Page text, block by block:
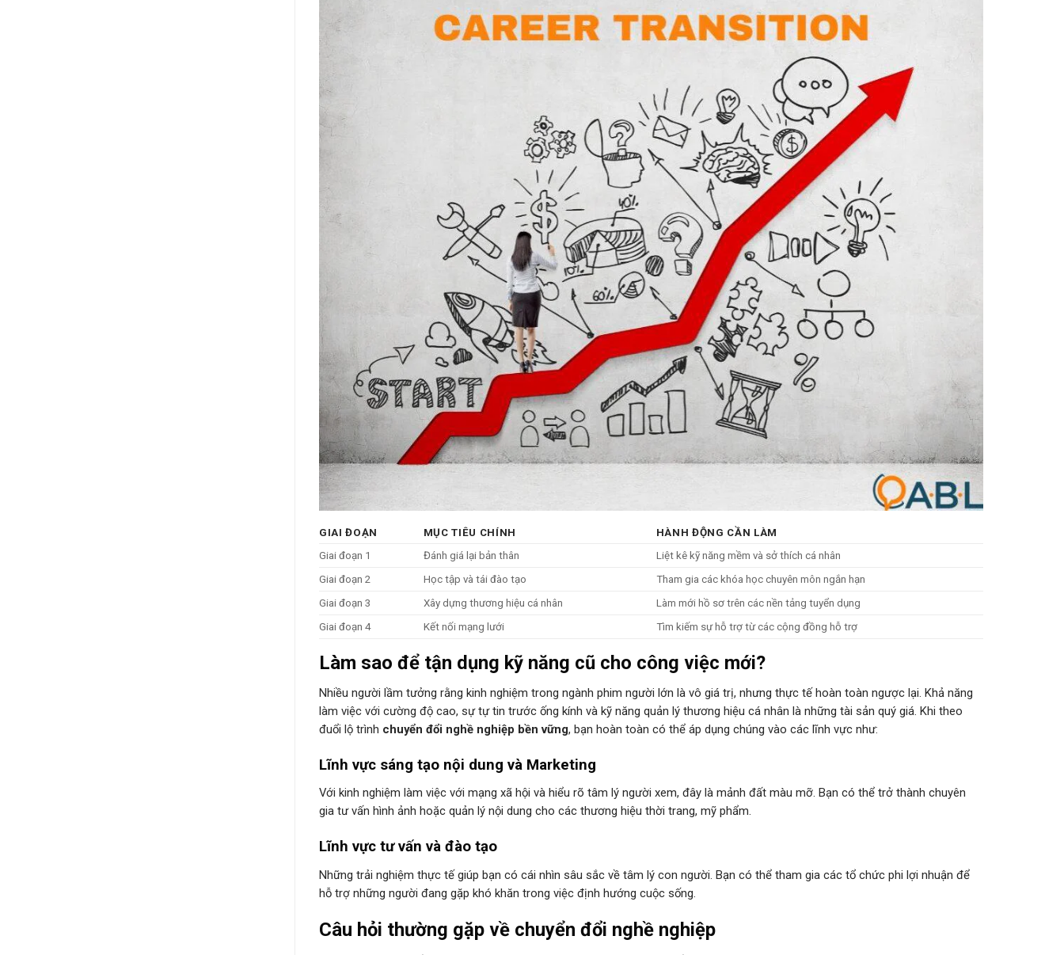
GIAI ĐOẠN MỤC TIÊU CHÍNH
HÀNH ĐỘNG CẦN LÀM
Giai đoạn 1
Đánh giá lại bản thân
Liệt kê kỹ năng mềm và sở thích cá nhân
Giai đoạn 2
Học tập và tái đào tạo
Tham gia các khóa học chuyên môn ngắn hạn
Giai đoạn 3
Xây dựng thương hiệu cá nhân
Làm mới hồ sơ trên các nền tảng tuyển dụng
Giai đoạn 4
Kết nối mạng lưới Tìm kiếm sự hỗ trợ từ các cộng đồng hỗ trợ
Làm sao để tận dụng kỹ năng cũ cho công việc mới?
Nhiều người lầm tưởng rằng kinh nghiệm trong ngành phim người lớn là vô giá trị, nhưng thực tế hoàn toàn ngược lại. Khả năng
làm việc với cường độ cao, sự tự tin trước ống kính và kỹ năng quản lý thương hiệu cá nhân là những tài sản quý giá. Khi theo
đuổi lộ trình chuyển đổi nghề nghiệp bền vững, bạn hoàn toàn có thể áp dụng chúng vào các lĩnh vực như:
Lĩnh vực sáng tạo nội dung và Marketing
Với kinh nghiệm làm việc với mạng xã hội và hiểu rõ tâm lý người xem, đây là mảnh đất màu mỡ. Bạn có thể trở thành chuyên
gia tư vấn hình ảnh hoặc quản lý nội dung cho các thương hiệu thời trang, mỹ phẩm.
Lĩnh vực tư vấn và đào tạo
Những trải nghiệm thực tế giúp bạn có cái nhìn sâu sắc về tâm lý con người. Bạn có thể tham gia các tổ chức phi lợi nhuận để
hỗ trợ những người đang gặp khó khăn trong việc định hướng cuộc sống.
Câu hỏi thường gặp về chuyển đổi nghề nghiệp